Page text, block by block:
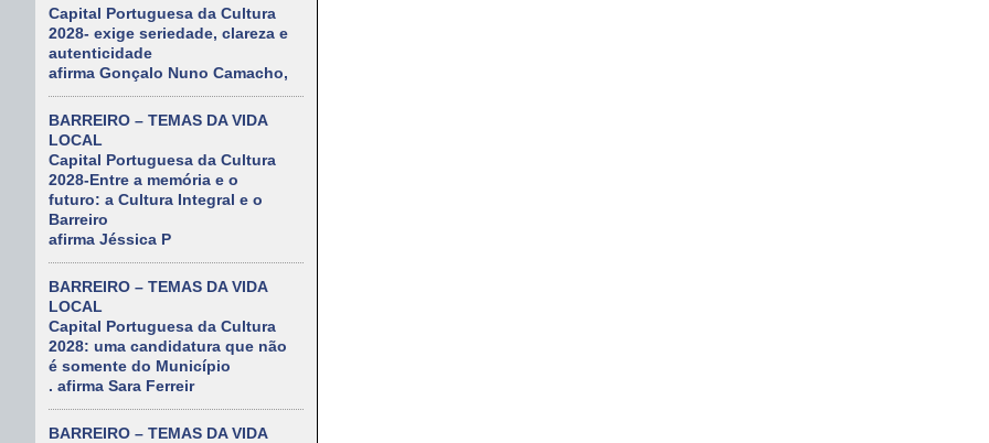
Capital Portuguesa da Cultura
2028- exige seriedade, clareza e
autenticidade
afirma Gonçalo Nuno Camacho,
BARREIRO – TEMAS DA VIDA
LOCAL
Capital Portuguesa da Cultura
2028-Entre a memória e o
futuro: a Cultura Integral e o
Barreiro
afirma Jéssica P
BARREIRO – TEMAS DA VIDA
LOCAL
Capital Portuguesa da Cultura
2028: uma candidatura que não
é somente do Município
. afirma Sara Ferreir
BARREIRO – TEMAS DA VIDA